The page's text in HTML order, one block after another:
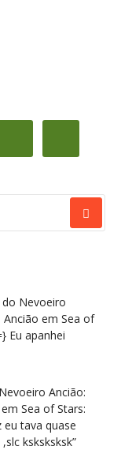
Nevoeiro
em Sea of
Eu apanhei
Ancião:
Sea of Stars:
eu tava quase
ksksksksk”